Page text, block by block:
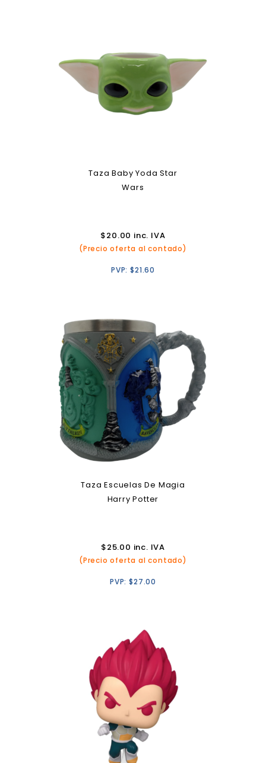
Taza Baby Yoda Star
Wars
$20.00 inc. IVA
(Precio oferta al contado)
PVP:$21.60
Taza Escuelas De Magia
Harry Potter
$25.00 inc. IVA
(Precio oferta al contado)
PVP:$27.00